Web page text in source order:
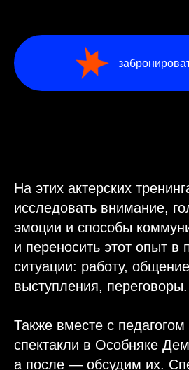
На этих актерских
исследовать внимание,
эмоции и способы
и переносить этот опыт в
ситуации: работу,
выступления, переговоры.
Также вместе с
спектакли в Особняке
а после — обсудим их.